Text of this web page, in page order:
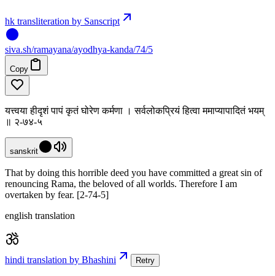
hk transliteration by Sanscript
siva.sh/ramayana/ayodhya-kanda/74/5
Copy
यत्त्वया हीदृशं पापं कृतं घोरेण कर्मणा । सर्वलोकप्रियं हित्वा ममाप्यापादितं भयम्
॥ २-७४-५
sanskrit
That by doing this horrible deed you have committed a great sin of
renouncing Rama, the beloved of all worlds. Therefore I am
overtaken by fear. [2-74-5]
english translation
hindi translation by Bhashini Retry